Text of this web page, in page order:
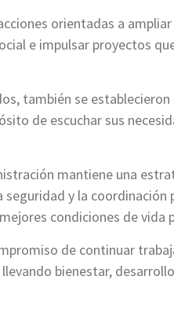
orientadas a
e impulsar proyectos
también se
de escuchar sus
mantiene una
y la
condiciones de vida
de continuar
bienestar,